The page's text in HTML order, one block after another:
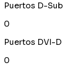
Puertos D-Sub
0
Puertos DVI-D
0